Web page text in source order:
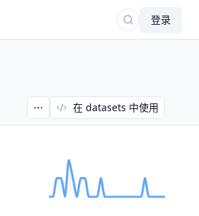
登录
在 datasets 中使用